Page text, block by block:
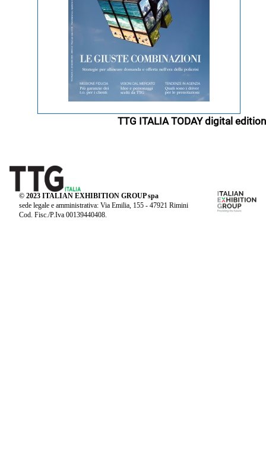
TTG ITALIA TODAY digital edition
© 2023 ITALIAN EXHIBITION GROUP spa
sede legale e amministrativa: Via Emilia, 155 - 47921 Rimini
Cod. Fisc./P.Iva 00139440408.